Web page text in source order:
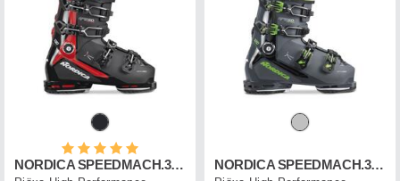
Betyg:
NORDICA SPEEDMACH.3 130 GW NORDICA SPEEDMACH.3 120 GW